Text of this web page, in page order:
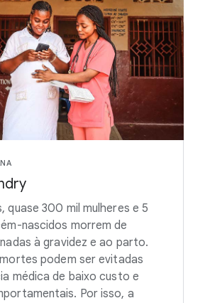
quase 300 mil mulheres e 5
nascidos morrem de
à gravidez e ao parto.
podem ser evitadas
médica de baixo custo e
Por isso, a